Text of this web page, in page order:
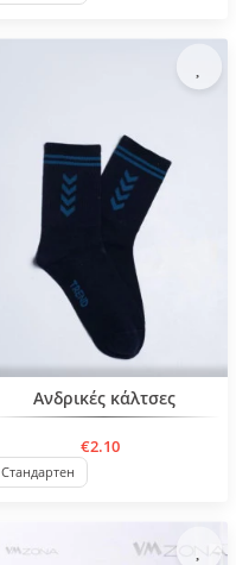
BESTSELLER
Ανδρικές κάλτσες
€2.10
Стандартен